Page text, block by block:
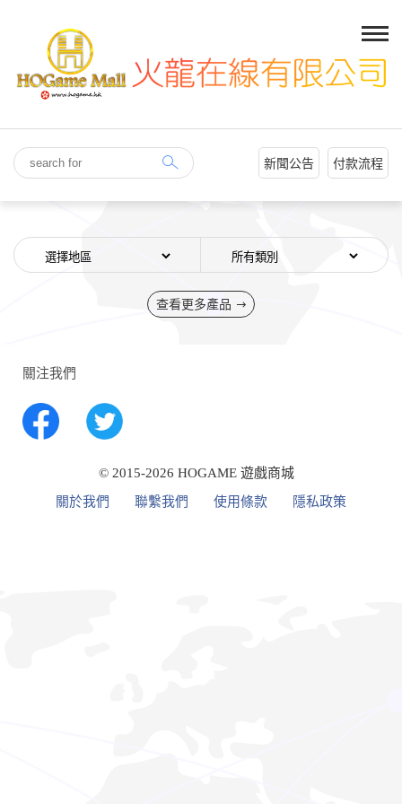
新聞公告 付款流程
查看更多產品
關注我們
© 2015-2026 HOGAME 遊戲商城
關於我們
聯繫我們 使用條款 隱私政策